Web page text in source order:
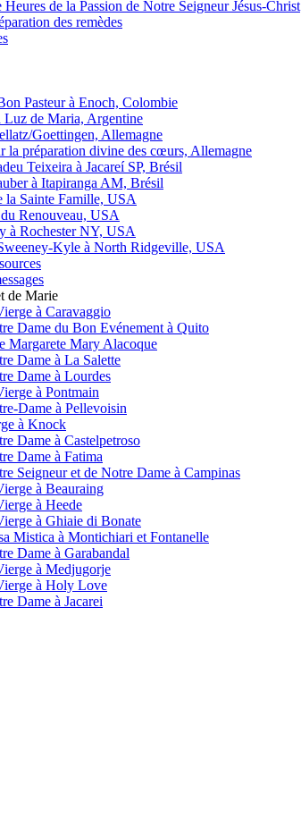
de la Passion de Notre Seigneur Jésus-Christ
des remèdes
Pasteur à Enoch, Colombie
Luz de Maria, Argentine
Goettingen, Allemagne
la préparation divine des cœurs, Allemagne
Teixeira à Jacareí SP, Brésil
à Itapiranga AM, Brésil
la Sainte Famille, USA
Renouveau, USA
à Rochester NY, USA
Kyle à North Ridgeville, USA
de Marie
à Caravaggio
Dame du Bon Evénement à Quito
Margarete Mary Alacoque
Dame à La Salette
Dame à Lourdes
à Pontmain
Dame à Pellevoisin
à Knock
Dame à Castelpetroso
Dame à Fatima
Seigneur et de Notre Dame à Campinas
à Beauraing
à Heede
à Ghiaie di Bonate
Mistica à Montichiari et Fontanelle
Dame à Garabandal
à Medjugorje
à Holy Love
Dame à Jacarei